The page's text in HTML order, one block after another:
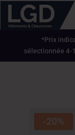
*Prix
sélectionnée 4-
-20%